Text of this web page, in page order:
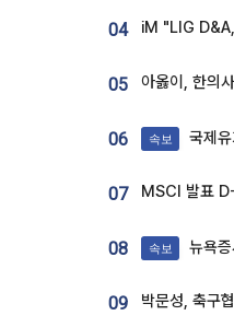
04
05
06 속보 국제
07
08 속보 뉴욕
09